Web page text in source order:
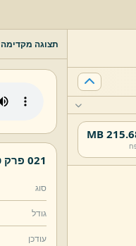
215.68
תצוגה מקדימה
021 פרק טז,
סוג
גודל
עודכן